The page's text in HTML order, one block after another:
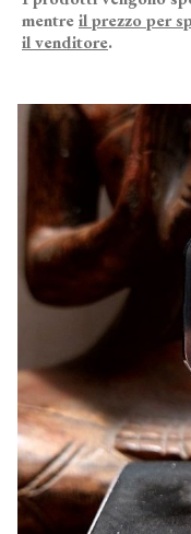
mentre il prezzo per
il venditore.